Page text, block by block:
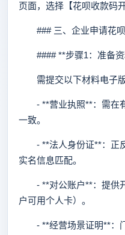
页面，选择【花呗收款码
### 三、企业申请花呗
#### **步骤1：准备资
需提交以下材料电子版
- **营业执照**：需在
一致。
- **法人身份证**：正反
实名信息匹配。
- **对公账户**：提供
户可用个人卡）。
- **经营场景证明**：门